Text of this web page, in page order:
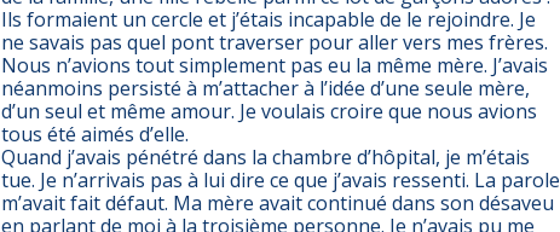
Ils formaient un cercle et j’étais incapable de le rejoindre. Je
ne savais pas quel pont traverser pour aller vers mes frères.
Nous n’avions tout simplement pas eu la même mère. J’avais
néanmoins persisté à m’attacher à l’idée d’une seule mère,
d’un seul et même amour. Je voulais croire que nous avions
tous été aimés d’elle.
Quand j’avais pénétré dans la chambre d’hôpital, je m’étais
tue. Je n’arrivais pas à lui dire ce que j’avais ressenti. La parole
m’avait fait défaut. Ma mère avait continué dans son désaveu
en parlant de moi à la troisième personne. Je n’avais pu me